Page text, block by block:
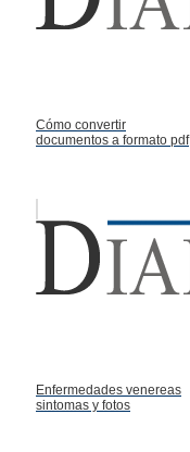
Cómo convertir
documentos a formato pdf
Enfermedades venereas
sintomas y fotos